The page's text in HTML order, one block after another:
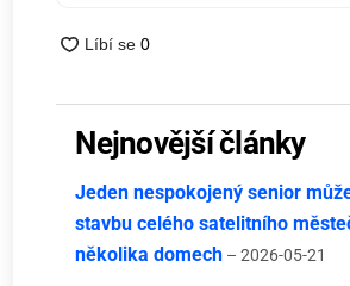
Nejnovější články
Jeden nespokojený senior
stavbu celého satelitního
několika domech – 2026-05-21